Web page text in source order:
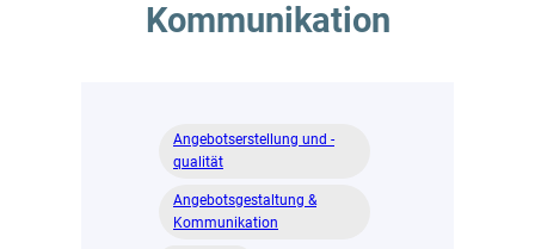
Kommunikation
Angebotserstellung und -
qualität
Angebotsgestaltung &
Kommunikation